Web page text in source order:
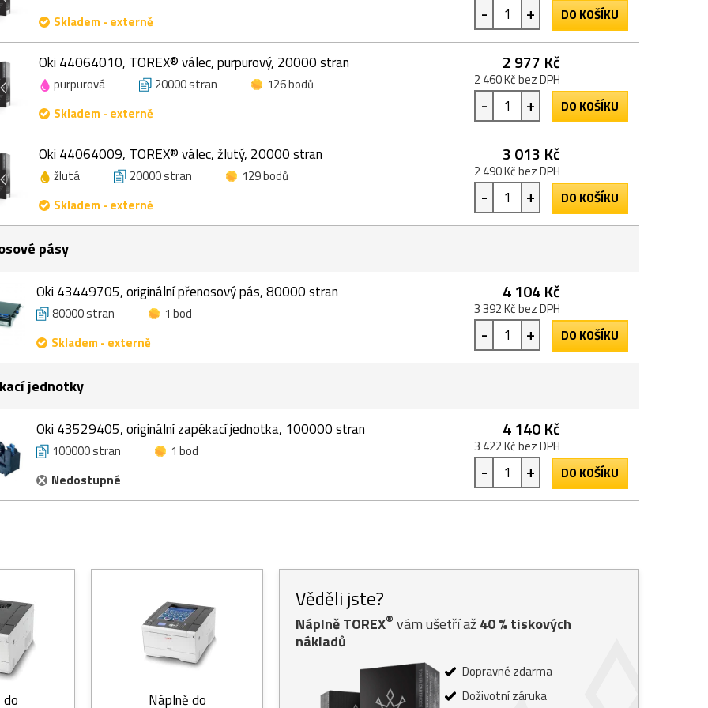
Skladem - externě
- + DO KOŠÍKU
Oki 44064010, TOREX® válec, purpurový, 20000 stran
purpurová 20000 stran
126 bodů
Skladem - externě
2 977 Kč
2 460 Kč bez DPH
- + DO KOŠÍKU
Oki 44064009, TOREX® válec, žlutý, 20000 stran
žlutá 20000 stran
129 bodů
Skladem - externě
3 013 Kč
2 490 Kč bez DPH
- + DO KOŠÍKU
pásy
Oki 43449705, originální přenosový pás, 80000 stran
80000 stran
1 bod
Skladem - externě
4 104 Kč
3 392 Kč bez DPH
- + DO KOŠÍKU
jednotky
Oki 43529405, originální zapékací jednotka, 100000 stran
100000 stran
1 bod
Nedostupné
4 140 Kč
3 422 Kč bez DPH
- + DO KOŠÍKU
Náplně do
Věděli jste?
Náplně TOREX® vám ušetří až40% tiskových
nákladů
Dopravné zdarma
Doživotní záruka